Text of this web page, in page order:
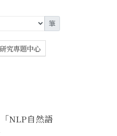
筆
究專題中心
NLP自然語